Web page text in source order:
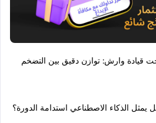
قيادة وارش: توازن دقيق بين التضخم
يمثل الذكاء الاصطناعي استدامة الدورة؟